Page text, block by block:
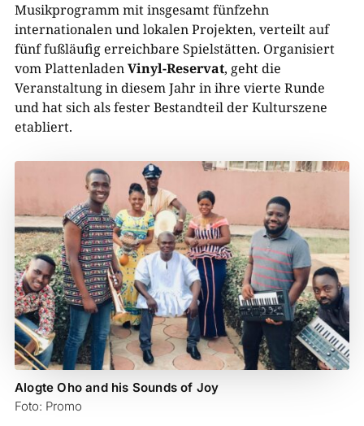
Musikprogramm mit insgesamt fünfzehn
internationalen und lokalen Projekten, verteilt auf
fünf fußläufig erreichbare Spielstätten. Organisiert
vom PlattenladenVinyl-Reservat, geht die
Veranstaltung in diesem Jahr in ihre vierte Runde
und hat sich als fester Bestandteil der Kulturszene
etabliert.
Alogte Oho and his Sounds of Joy
Foto: Promo